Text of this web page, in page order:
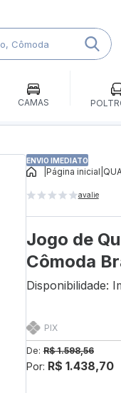
CAMAS
ENVIO IMEDIATO
Página inicial
avalie
Jogo de
Cômoda
Disponibilidade:
PIX
De: R$ 1.598,56
Por: R$ 1.438,70